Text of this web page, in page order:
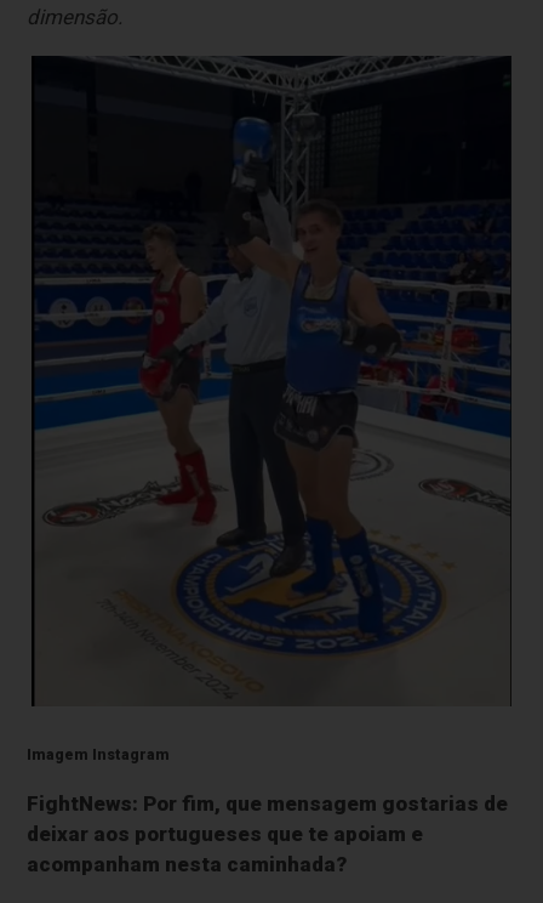
dimensão.
Imagem Instagram
FightNews: Por fim, que mensagem gostarias de
deixar aos portugueses que te apoiam e
acompanham nesta caminhada?